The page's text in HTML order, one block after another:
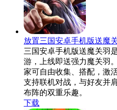
放置三国安卓手机版送魔
三国安卓手机版送魔关羽
游，上线即送强力魔关羽
家可自由收集、搭配，激
支持联机对战，与好友并
布阵的双重乐趣。
下载